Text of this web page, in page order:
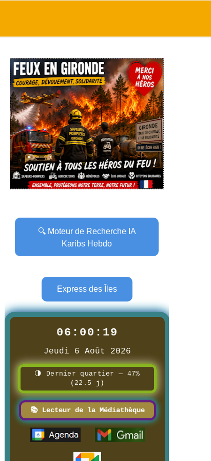
8/3/2026
🔍 Moteur de Recherche IA
Karibs Hebdo
Express des Îles
06:00:20
Jeudi 6 Août 2026
🌗 Dernier quartier — 47%
(22.5 j)
📚 Lecteur de la Médiathèque